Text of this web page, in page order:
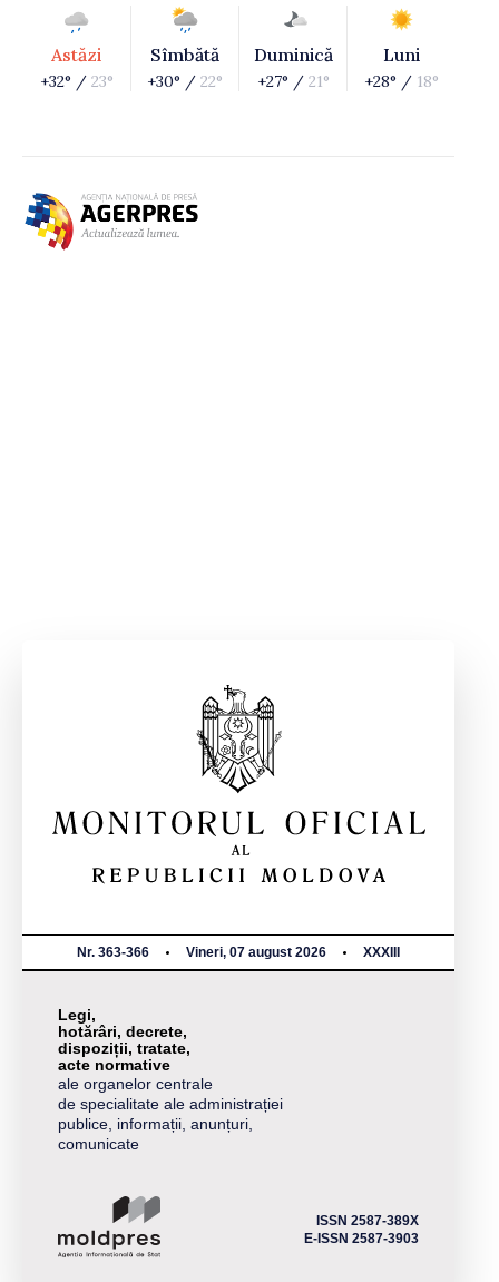
Astăzi
+32° / 23°
Sîmbătă
+30° / 22°
Duminică
+27° / 21°
Luni
+28° / 18°
Nr. 363-366 Vineri, 07 august 2026 XXXIII
Legi,
hotărâri, decrete,
dispoziții, tratate,
acte normative
ale organelor centrale
de specialitate ale administrației
publice, informații, anunțuri,
comunicate
ISSN 2587-389X
E-ISSN 2587-3903